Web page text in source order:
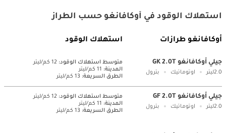
استهلاك الوقود في أوكافانغو حسب الطراز
أوكافانغو طرازات استهلاك الوقود
جيلي أوكافانغو GK 2.0T
2.0ليتر اوتوماتيك بترول
متوسط ​​استهلاك الوقود: 12 كم/ليتر
المدينة: 11 كم/ليتر
الطرق السريعة: 13 كم/ليتر
جيلي أوكافانغو GF 2.0T
2.0ليتر اوتوماتيك بترول
متوسط ​​استهلاك الوقود: 12 كم/ليتر
المدينة: 11 كم/ليتر
الطرق السريعة: 13 كم/ليتر